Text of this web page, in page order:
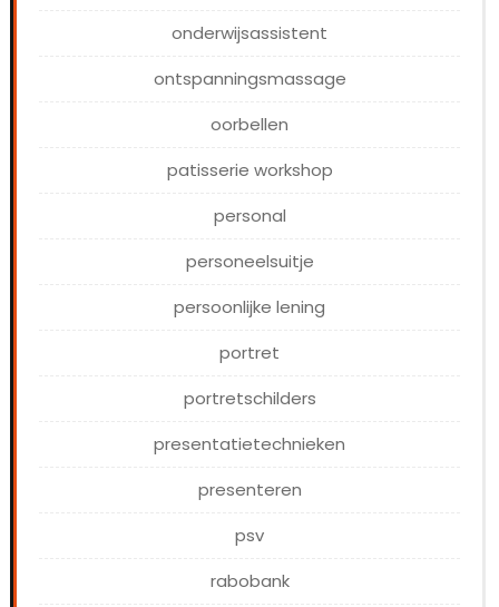
onderwijsassistent
ontspanningsmassage
oorbellen
patisserie workshop
personal
personeelsuitje
persoonlijke lening
portret
portretschilders
presentatietechnieken
presenteren
psv
rabobank